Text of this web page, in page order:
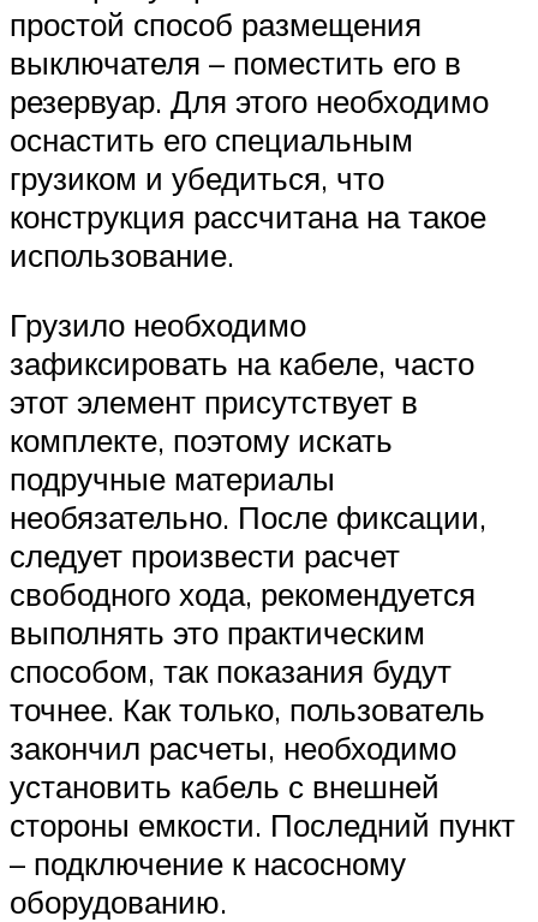
простой способ размещения
выключателя – поместить его в
резервуар. Для этого необходимо
оснастить его специальным
грузиком и убедиться, что
конструкция рассчитана на такое
использование.
Грузило необходимо
зафиксировать на кабеле, часто
этот элемент присутствует в
комплекте, поэтому искать
подручные материалы
необязательно. После фиксации,
следует произвести расчет
свободного хода, рекомендуется
выполнять это практическим
способом, так показания будут
точнее. Как только, пользователь
закончил расчеты, необходимо
установить кабель с внешней
стороны емкости. Последний пункт
– подключение к насосному
оборудованию.